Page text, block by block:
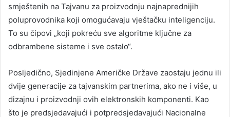
smještenih na Tajvanu za proizvodnju najnaprednijih
poluprovodnika koji omogućavaju vještačku inteligenciju.
To su čipovi „koji pokreću sve algoritme ključne za
odbrambene sisteme i sve ostalo“.
Posljedično, Sjedinjene Američke Države zaostaju jednu ili
dvije generacije za tajvanskim partnerima, ako ne i više, u
dizajnu i proizvodnji ovih elektronskih komponenti. Kao
što je predsjedavajući i potpredsjedavajući Nacionalne